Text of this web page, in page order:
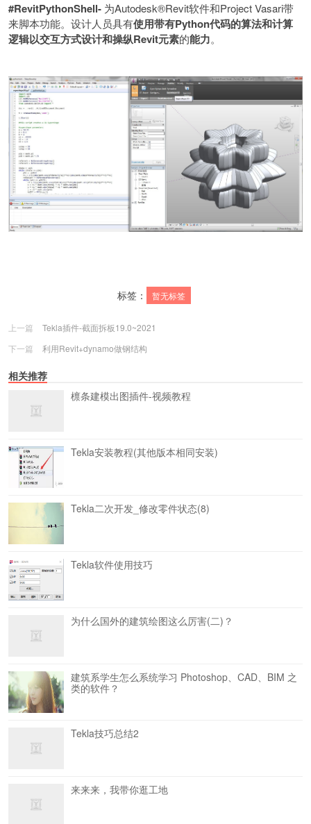
#RevitPythonShell- 为Autodesk®Revit软件和Project Vasari带
来脚本功能。设计人员具有使用带有Python代码的算法和计算
逻辑以交互方式设计和操纵Revit元素的能力。
标签： 暂无标签
上一篇
Tekla插件-截面拆板19.0~2021
下一篇
利用Revit+dynamo做钢结构
相关推荐
檩条建模出图插件-视频教程
Tekla安装教程(其他版本相同安装)
Tekla二次开发_修改零件状态(8)
Tekla软件使用技巧
为什么国外的建筑绘图这么厉害(二)？
建筑系学生怎么系统学习 Photoshop、CAD、BIM 之
类的软件？
Tekla技巧总结2
来来来，我带你逛工地